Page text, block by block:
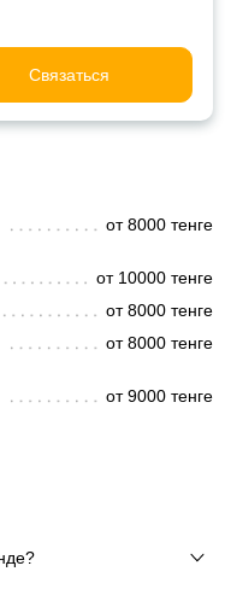
Связаться
от 8000 тенге
от 10000 тенге
от 8000 тенге
от 8000 тенге
от 9000 тенге